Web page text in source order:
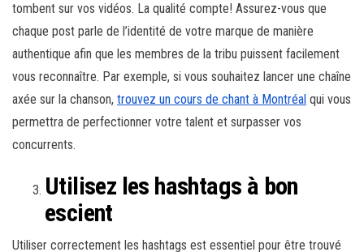
tombent sur vos vidéos. La qualité compte! Assurez-vous que
chaque post parle de l’identité de votre marque de manière
authentique afin que les membres de la tribu puissent facilement
vous reconnaître. Par exemple, si vous souhaitez lancer une chaîne
axée sur la chanson, trouvez un cours de chant à Montréal qui vous
permettra de perfectionner votre talent et surpasser vos
concurrents.
Utilisez les hashtags à bon
escient
Utiliser correctement les hashtags est essentiel pour être trouvé